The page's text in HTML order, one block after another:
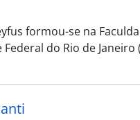
formou-se na
do Rio de